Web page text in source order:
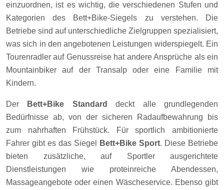
einzuordnen, ist es wichtig, die verschiedenen Stufen und
Kategorien des Bett+Bike-Siegels zu verstehen. Die
Betriebe sind auf unterschiedliche Zielgruppen spezialisiert,
was sich in den angebotenen Leistungen widerspiegelt. Ein
Tourenradler auf Genussreise hat andere Ansprüche als ein
Mountainbiker auf der Transalp oder eine Familie mit
Kindern.
Der Bett+Bike Standard
deckt alle grundlegenden
Bedürfnisse ab, von der sicheren Radaufbewahrung bis
zum nahrhaften Frühstück. Für sportlich ambitionierte
Fahrer gibt es das Siegel
Bett+Bike Sport. Diese Betriebe
bieten zusätzliche, auf Sportler ausgerichtete
Dienstleistungen wie proteinreiche Abendessen,
Massageangebote oder einen Wäscheservice. Ebenso gibt